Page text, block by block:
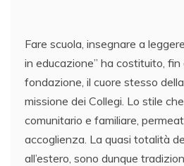
Fare scuola, insegnare a
in educazione” ha costituito, fin
fondazione, il cuore stesso
missione dei Collegi. Lo stile
comunitario e familiare,
accoglienza. La quasi totalità
all’estero, sono dunque